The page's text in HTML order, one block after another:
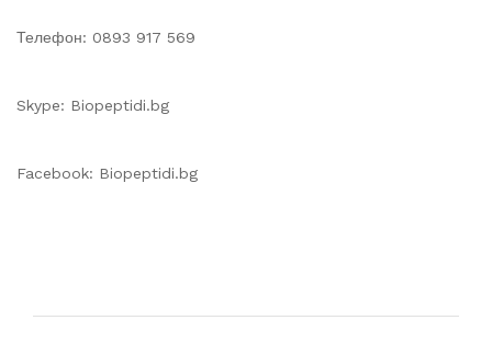
Телефон: 0893 917 569
Skype: Biopeptidi.bg
Facebook: Biopeptidi.bg